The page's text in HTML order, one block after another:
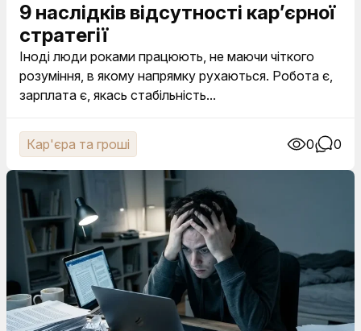
9 наслідків відсутності кар’єрної
стратегії
Іноді люди роками працюють, не маючи чіткого
розуміння, в якому напрямку рухаються. Робота є,
зарплата є, якась стабільність...
Кар'єра та гроші 0 0